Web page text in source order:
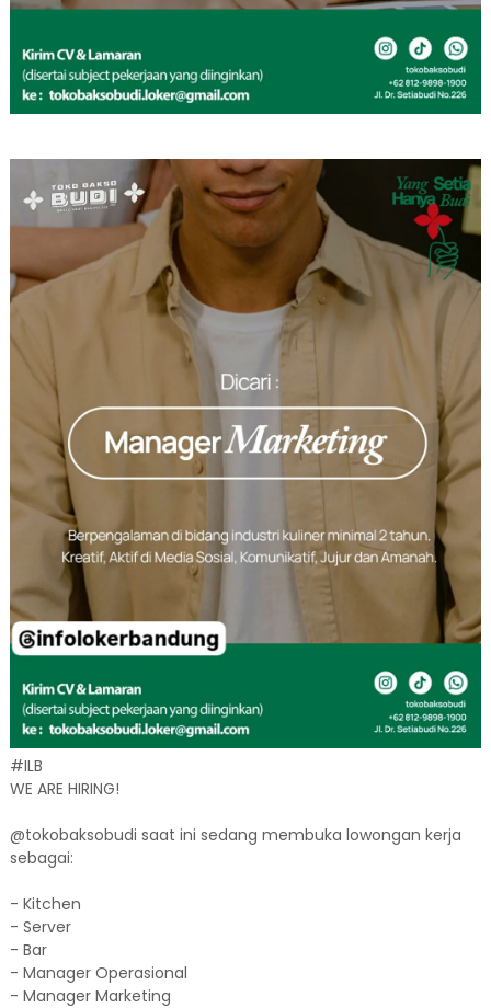
#ILB
WE ARE HIRING!
@tokobaksobudi saat ini sedang membuka lowongan kerja
sebagai:
- Kitchen
- Server
- Bar
- Manager Operasional
- Manager Marketing